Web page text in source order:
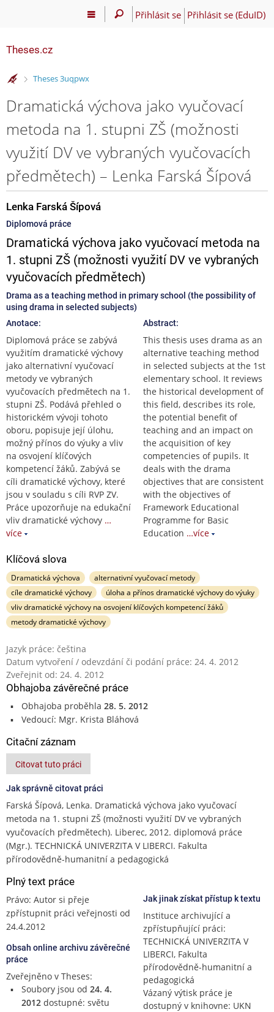
Přihlásit se Přihlásit se (EduID)
Theses.cz
>
Theses 3uqpwx
Dramatická výchova jako vyučovací
metoda na 1. stupni ZŠ (možnosti
využití DV ve vybraných vyučovacích
předmětech) – Lenka Farská Šípová
Lenka Farská Šípová
Diplomová práce
Dramatická výchova jako vyučovací metoda na
1. stupni ZŠ (možnosti využití DV ve vybraných
vyučovacích předmětech)
Drama as a teaching method in primary school (the possibility of
using drama in selected subjects)
Anotace:
Diplomová práce se zabývá
využitím dramatické výchovy
jako alternativní vyučovací
metody ve vybraných
vyučovacích předmětech na 1.
stupni ZŠ. Podává přehled o
historickém vývoji tohoto
oboru, popisuje její úlohu,
možný přínos do výuky a vliv
na osvojení klíčových
kompetencí žáků. Zabývá se
cíli dramatické výchovy, které
jsou v souladu s cíli RVP ZV.
Práce upozorňuje na edukační
vliv dramatické výchovy …
více
Abstract:
This thesis uses drama as an
alternative teaching method
in selected subjects at the 1st
elementary school. It reviews
the historical development of
this field, describes its role,
the potential benefit of
teaching and an impact on
the acquisition of key
competencies of pupils. It
deals with the drama
objectives that are consistent
with the objectives of
Framework Educational
Programme for Basic
Education …více
Klíčová slova
Dramatická výchova
alternativní vyučovací metody
cíle dramatické výchovy
úloha a přínos dramatické výchovy do výuky
vliv dramatické výchovy na osvojení klíčových kompetencí žáků
metody dramatické výchovy
Jazyk práce: čeština
Datum vytvoření / odevzdání či podání práce: 24. 4. 2012
Zveřejnit od: 24. 4. 2012
Obhajoba závěrečné práce
Obhajoba proběhla 28. 5. 2012
Vedoucí: Mgr. Krista Bláhová
Citační záznam
Citovat tuto práci
Jak správně citovat práci
Farská Šípová, Lenka. Dramatická výchova jako vyučovací
metoda na 1. stupni ZŠ (možnosti využití DV ve vybraných
vyučovacích předmětech). Liberec, 2012. diplomová práce
(Mgr.). TECHNICKÁ UNIVERZITA V LIBERCI. Fakulta
přírodovědně-humanitní a pedagogická
Plný text práce
Právo: Autor si přeje
zpřístupnit práci veřejnosti od
24.4.2012
Obsah online archivu závěrečné
práce
Zveřejněno v Theses:
Soubory jsou od 24. 4.
2012dostupné: světu
Jak jinak získat přístup k textu
Instituce archivující a
zpřístupňující práci:
TECHNICKÁ UNIVERZITA V
LIBERCI, Fakulta
přírodovědně-humanitní a
pedagogická
Vázaný výtisk práce je
dostupný v knihovne: UKN